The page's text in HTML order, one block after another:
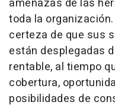
amenazas de las
toda la
certeza de que sus
están desplegadas
rentable, al tiempo
cobertura,
posibilidades de